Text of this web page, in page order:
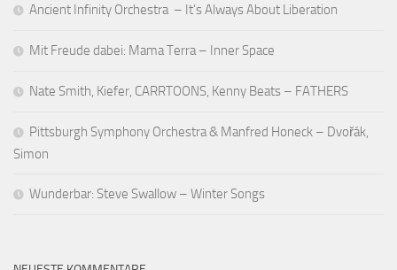
Ancient Infinity Orchestra – It’s Always About Liberation
Mit Freude dabei: Mama Terra – Inner Space
Nate Smith, Kiefer, CARRTOONS, Kenny Beats – FATHERS
Pittsburgh Symphony Orchestra & Manfred Honeck – Dvořák,
Simon
Wunderbar: Steve Swallow – Winter Songs